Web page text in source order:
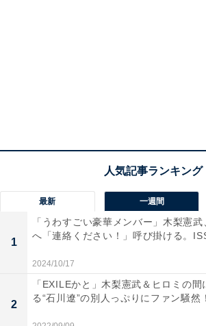
最新 一週間
1
「うわすごい豪華メンバー」木梨憲武
へ「連絡ください！」呼び掛ける。
2024/10/17
2
「EXILEかと」木梨憲武＆ヒロミの間
る“石川遼”の別人っぷりにファン騒然